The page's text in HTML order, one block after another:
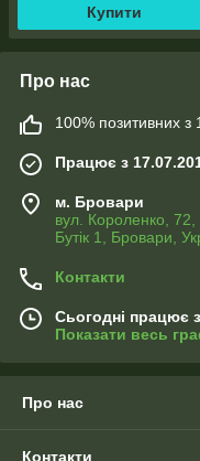
Купити
Про нас
100% позитивних з
Працює з
м. Бровари
вул. Короленко, 72,
Бутік 1, Бровари,
Контакти
Сьогодні працює
Показати весь
Про нас
Контакти